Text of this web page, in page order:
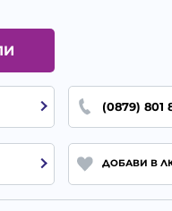
(0879) 801
ДОБАВИ В